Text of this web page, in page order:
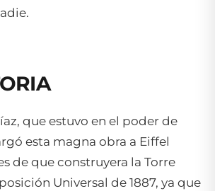
que estuvo en el poder de
esta magna obra a Eiffel
de que construyera la Torre
Universal de 1887, ya que